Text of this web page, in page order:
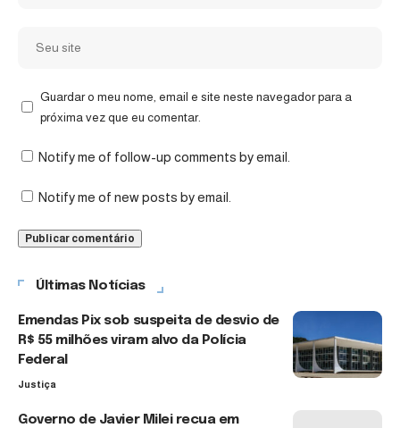
Guardar o meu nome, email e site neste navegador para a
próxima vez que eu comentar.
Notify me of follow-up comments by email.
Notify me of new posts by email.
Últimas Notícias
Emendas Pix sob suspeita de desvio de
R$ 55 milhões viram alvo da Polícia
Federal
Justiça
Governo de Javier Milei recua em